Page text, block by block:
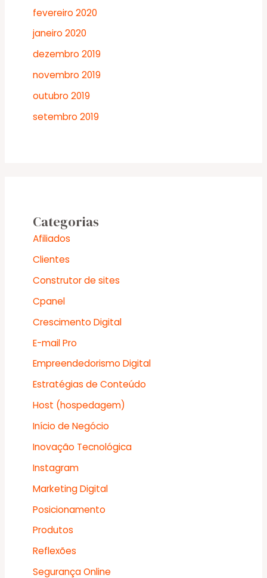
fevereiro 2020
janeiro 2020
dezembro 2019
novembro 2019
outubro 2019
setembro 2019
Categorias
Afiliados
Clientes
Construtor de sites
Cpanel
Crescimento Digital
E-mail Pro
Empreendedorismo Digital
Estratégias de Conteúdo
Host (hospedagem)
Início de Negócio
Inovação Tecnológica
Instagram
Marketing Digital
Posicionamento
Produtos
Reflexões
Segurança Online